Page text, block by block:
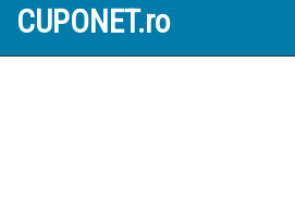
CUPONET.ro